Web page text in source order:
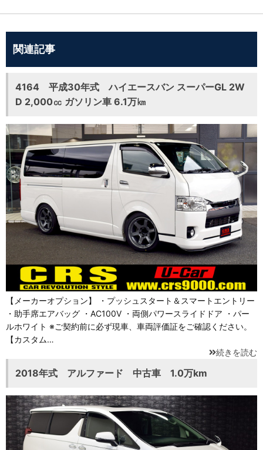
関連記事
4164 平成30年式 ハイエースバン スーパーGL 2W
D 2,000㏄ ガソリン車 6.1万㎞
【メーカーオプション】 ・プッシュスタート＆スマートエントリー
・助手席エアバッグ ・AC100V ・両側パワースライドドア ・パー
ルホワイト ※ご契約前に必ず現車、車両評価証をご確認ください。
【カスタム…
続きを読む
2018年式 アルファード 中古車 1.0万km